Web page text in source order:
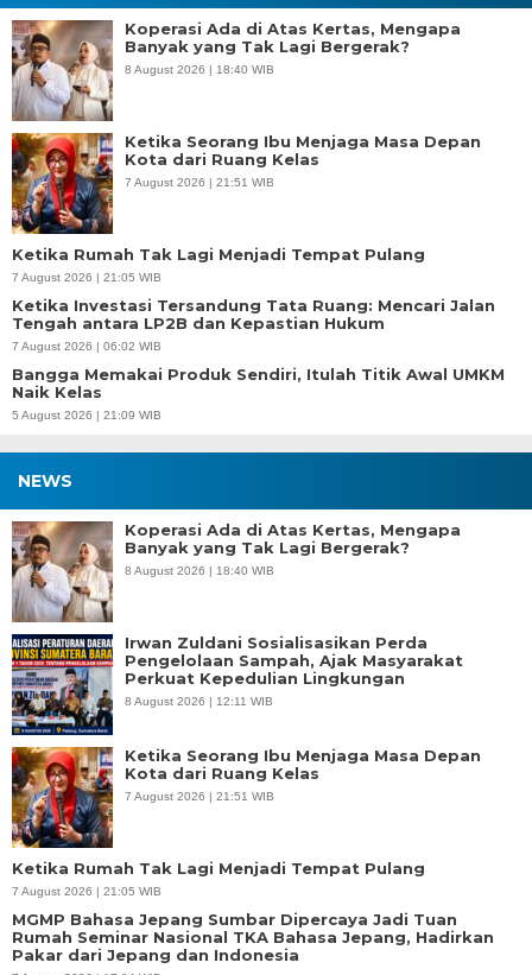
Koperasi Ada di Atas Kertas, Mengapa
Banyak yang Tak Lagi Bergerak?
8 August 2026 | 18:40 WIB
Ketika Seorang Ibu Menjaga Masa Depan
Kota dari Ruang Kelas
7 August 2026 | 21:51 WIB
Ketika Rumah Tak Lagi Menjadi Tempat Pulang
7 August 2026 | 21:05 WIB
Ketika Investasi Tersandung Tata Ruang: Mencari Jalan
Tengah antara LP2B dan Kepastian Hukum
7 August 2026 | 06:02 WIB
Bangga Memakai Produk Sendiri, Itulah Titik Awal UMKM
Naik Kelas
5 August 2026 | 21:09 WIB
NEWS
Koperasi Ada di Atas Kertas, Mengapa
Banyak yang Tak Lagi Bergerak?
8 August 2026 | 18:40 WIB
Irwan Zuldani Sosialisasikan Perda
Pengelolaan Sampah, Ajak Masyarakat
Perkuat Kepedulian Lingkungan
8 August 2026 | 12:11 WIB
Ketika Seorang Ibu Menjaga Masa Depan
Kota dari Ruang Kelas
7 August 2026 | 21:51 WIB
Ketika Rumah Tak Lagi Menjadi Tempat Pulang
7 August 2026 | 21:05 WIB
MGMP Bahasa Jepang Sumbar Dipercaya Jadi Tuan
Rumah Seminar Nasional TKA Bahasa Jepang, Hadirkan
Pakar dari Jepang dan Indonesia